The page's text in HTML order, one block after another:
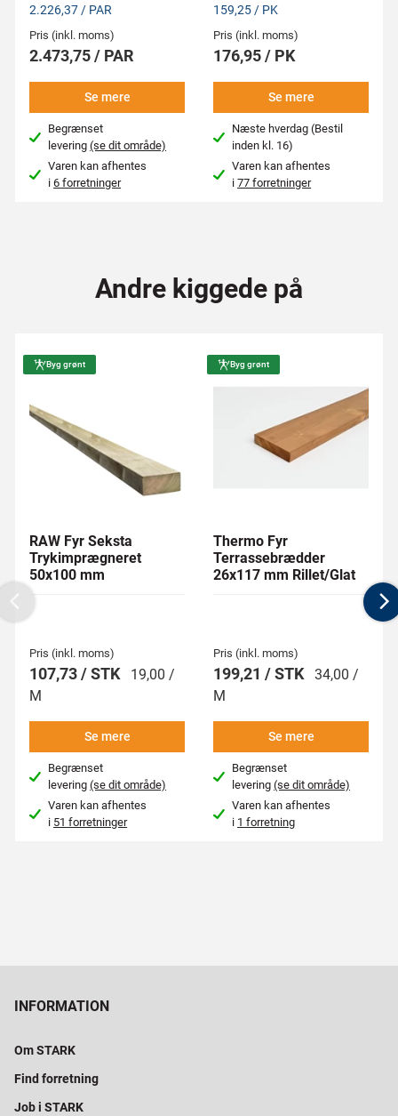
2.226,37 / PAR
Pris (inkl. moms)
2.473,75 / PAR
Se mere
Begrænset
levering(se dit område)
Varen kan afhentes
i6 forretninger
159,25 / PK
Pris (inkl. moms)
176,95 / PK
Se mere
Næste hverdag (Bestil
inden kl. 16)
Varen kan afhentes
i77 forretninger
Andre kiggede på
Byg grønt
RAW Fyr Seksta
Trykimprægneret
50x100 mm
Pris (inkl. moms)
107,73 / STK
19,00 /
M
Se mere
Begrænset
levering(se dit område)
Varen kan afhentes
i 51 forretninger
Byg grønt
Thermo Fyr
Terrassebrædder
26x117 mm Rillet/Glat
Pris (inkl. moms)
199,21 / STK 34,00 /
M
Se mere
Begrænset
levering(se dit område)
Varen kan afhentes
i 1 forretning
Previous
INFORMATION
Om STARK
Find forretning
Job i STARK